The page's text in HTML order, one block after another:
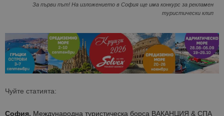
За първи път! На изложението в София ще има конкурс за рекламен
туристически клип
Чуйте статията:
София. Международна туристическа борса ВАКАНЦИЯ & СПА